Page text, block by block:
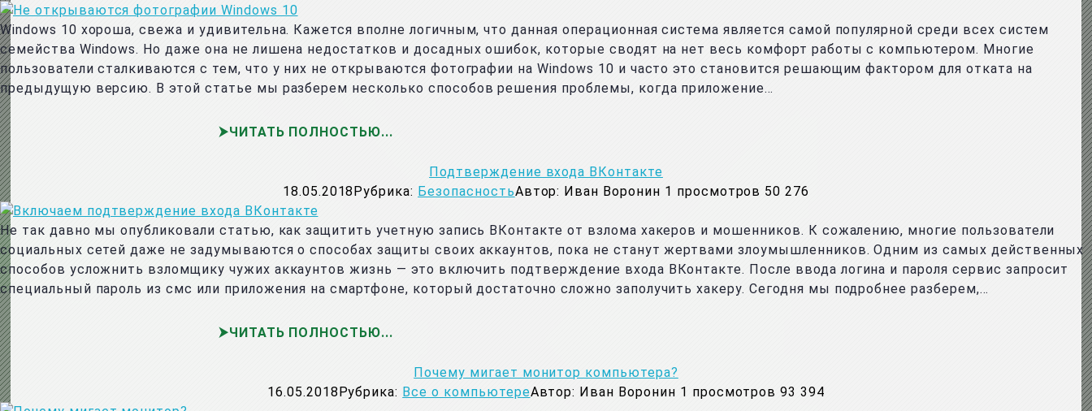
Windows 10 хороша, свежа и удивительна. Кажется вполне логичным, что данная операционная система является самой популярной среди всех систем
семейства Windows. Но даже она не лишена недостатков и досадных ошибок, которые сводят на нет весь комфорт работы с компьютером. Многие
пользователи сталкиваются с тем, что у них не открываются фотографии на Windows 10 и часто это становится решающим фактором для отката на
предыдущую версию. В этой статье мы разберем несколько способов решения проблемы, когда приложение…
ЧИТАТЬ ПОЛНОСТЬЮ
Подтверждение входа ВКонтакте
18.05.2018Рубрика: БезопасностьАвтор: Иван Воронин 1 просмотров 50 276
Не так давно мы опубликовали статью, как защитить учетную запись ВКонтакте от взлома хакеров и мошенников. К сожалению, многие пользователи
социальных сетей даже не задумываются о способах защиты своих аккаунтов, пока не станут жертвами злоумышленников. Одним из самых действенных
способов усложнить взломщику чужих аккаунтов жизнь — это включить подтверждение входа ВКонтакте. После ввода логина и пароля сервис запросит
специальный пароль из смс или приложения на смартфоне, который достаточно сложно заполучить хакеру. Сегодня мы подробнее разберем,…
ЧИТАТЬ ПОЛНОСТЬЮ
Почему мигает монитор компьютера?
16.05.2018Рубрика: Все о компьютереАвтор: Иван Воронин 1 просмотров 93 394